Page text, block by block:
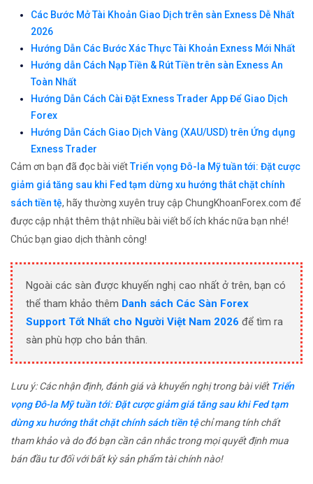
Các Bước Mở Tài Khoản Giao Dịch trên sàn Exness Dễ Nhất
2026
Hướng Dẫn Các Bước Xác Thực Tài Khoản Exness Mới Nhất
Hướng dẫn Cách Nạp Tiền & Rút Tiền trên sàn Exness An
Toàn Nhất
Hướng Dẫn Cách Cài Đặt Exness Trader App Để Giao Dịch
Forex
Hướng Dẫn Cách Giao Dịch Vàng (XAU/USD) trên Ứng dụng
Exness Trader
Cảm ơn bạn đã đọc bài viếtTriển vọng Đô-la Mỹ tuần tới: Đặt cược
giảm giá tăng sau khi Fed tạm dừng xu hướng thắt chặt chính
sách tiền tệ, hãy thường xuyên truy cập ChungKhoanForex.com để
được cập nhật thêm thật nhiều bài viết bổ ích khác nữa bạn nhé!
Chúc bạn giao dịch thành công!
Ngoài các sàn được khuyến nghị cao nhất ở trên, bạn có
thể tham khảo thêm Danh sách Các Sàn Forex
Support Tốt Nhất cho Người Việt Nam 2026 để tìm ra
sàn phù hợp cho bản thân.
Lưu ý: Các nhận định, đánh giá và khuyến nghị trong bài viết Triển
vọng Đô-la Mỹ tuần tới: Đặt cược giảm giá tăng sau khi Fed tạm
dừng xu hướng thắt chặt chính sách tiền tệchỉ mang tính chất
tham khảo và do đó bạn cần cân nhắc trong mọi quyết định mua
bán đầu tư đối với bất kỳ sản phẩm tài chính nào!